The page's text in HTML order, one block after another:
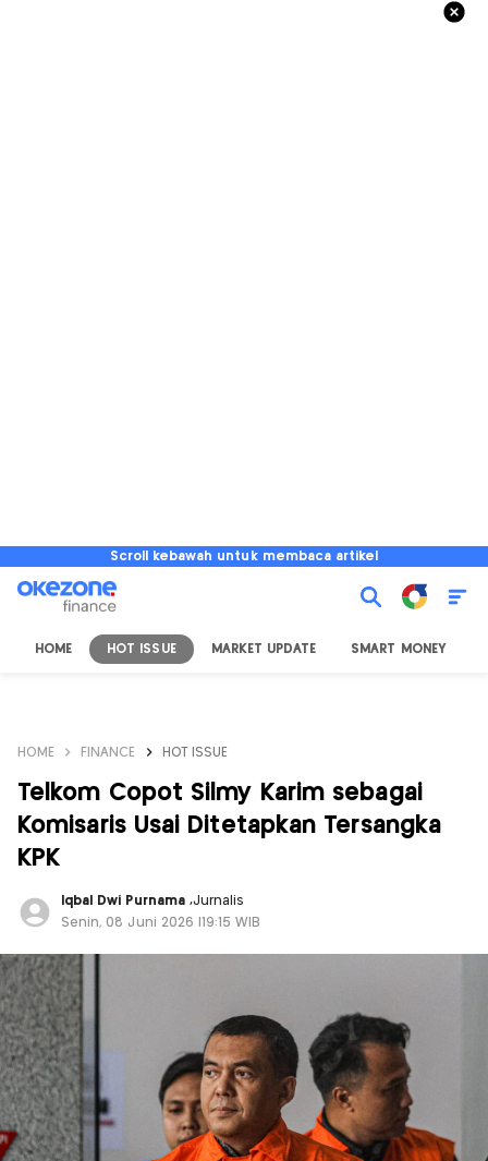
Scroll kebawah untuk membaca artikel
HOME HOT ISSUE MARKET UPDATE SMART MONEY
HOME FINANCE HOT ISSUE
Telkom Copot Silmy Karim sebagai
Komisaris Usai Ditetapkan Tersangka
KPK
Iqbal Dwi Purnama ,Jurnalis
Senin, 08 Juni 2026 |19:15 WIB